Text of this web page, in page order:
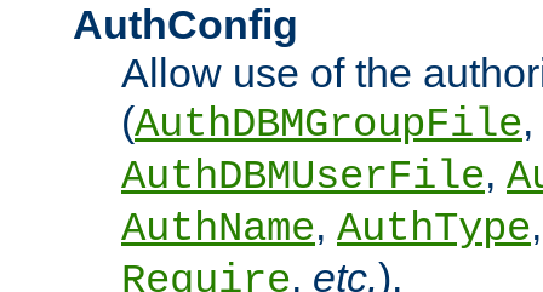
AuthConfig
Allow use of the
(AuthDBMGroupFile,
AuthDBMUserFile,
AuthName, AuthType
Require, etc.).